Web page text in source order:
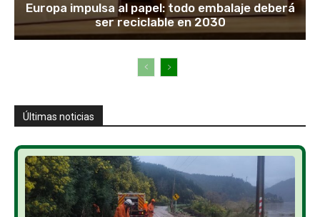
Europa impulsa al papel: todo embalaje deberá
ser reciclable en 2030
Últimas noticias